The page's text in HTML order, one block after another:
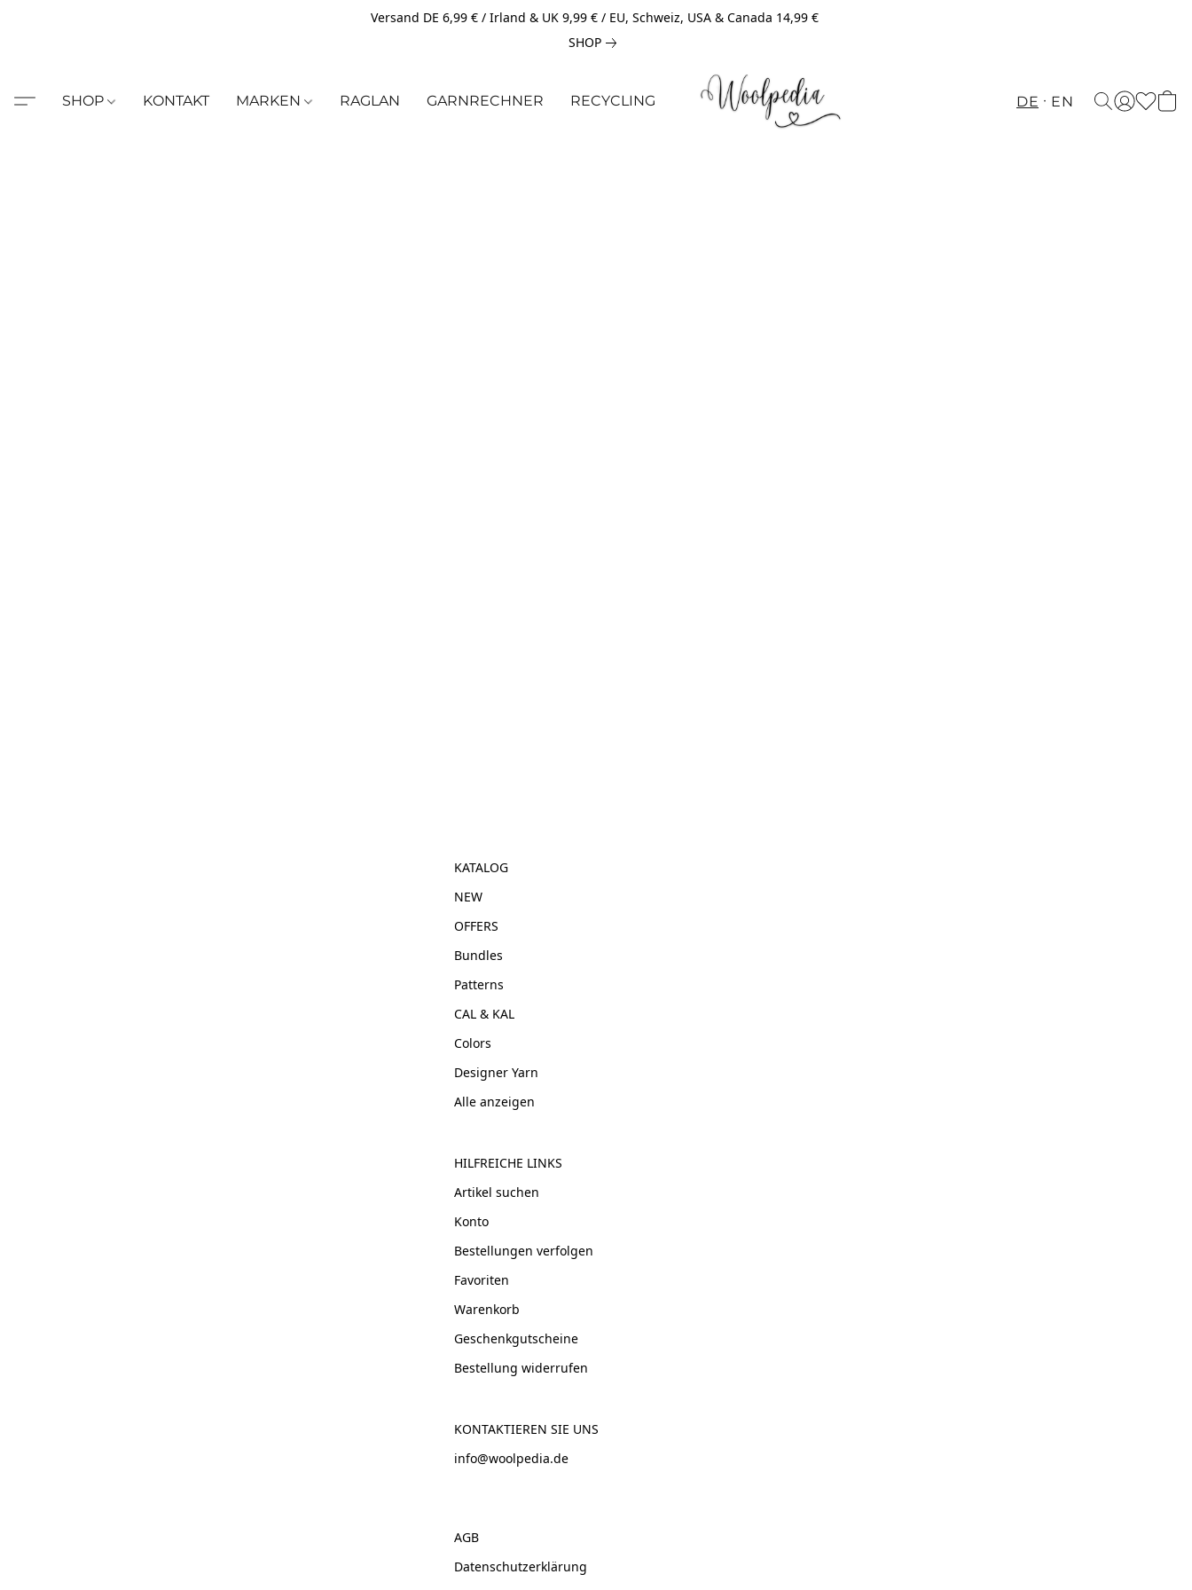
Versand DE 6,99 € / Irland & UK 9,99 € / EU, Schweiz, USA & Canada 14,99 €
SHOP
SHOP KONTAKT MARKEN RAGLAN GARNRECHNER RECYCLING DE EN
KATALOG
NEW
OFFERS
Bundles
Patterns
CAL & KAL
Colors
Designer Yarn
Alle anzeigen
HILFREICHE LINKS
Artikel suchen
Konto
Bestellungen verfolgen
Favoriten
Warenkorb
Geschenkgutscheine
Bestellung widerrufen
KONTAKTIEREN SIE UNS
info@woolpedia.de
AGB
Datenschutzerklärung